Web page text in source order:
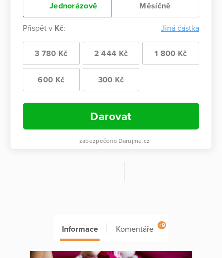
Jednorázově Měsíčně
Přispět v Kč: Jiná částka
3 780 Kč 2 444 Kč 1 800 Kč
600 Kč 300 Kč
Darovat
zabezpečeno Darujme.cz
Informace Komentáře +9